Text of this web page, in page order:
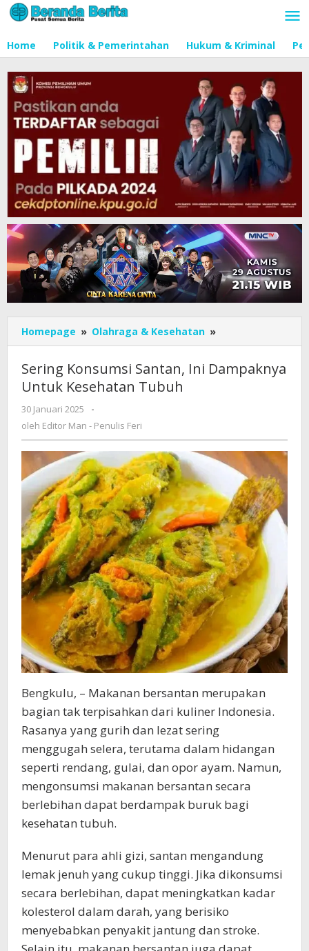
Lewati
ke
Home Politik & Pemerintahan Hukum & Kriminal
Homepage » Olahraga & Kesehatan »
Konsumsi
Ini
Sering Konsumsi Santan, Ini Dampaknya
Untuk Kesehatan Tubuh
30 Januari 2025
oleh
Editor
Penulis
Feri
-
oleh Editor Man - Penulis Feri
Bengkulu, – Makanan bersantan merupakan
bagian tak terpisahkan dari kuliner Indonesia.
Rasanya yang gurih dan lezat sering
menggugah selera, terutama dalam hidangan
seperti rendang, gulai, dan opor ayam. Namun,
mengonsumsi makanan bersantan secara
berlebihan dapat berdampak buruk bagi
kesehatan tubuh.
Menurut para ahli gizi, santan mengandung
lemak jenuh yang cukup tinggi. Jika dikonsumsi
secara berlebihan, dapat meningkatkan kadar
kolesterol dalam darah, yang berisiko
menyebabkan penyakit jantung dan stroke.